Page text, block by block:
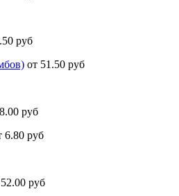
руб
от 51.50 руб
руб
6.80 руб
руб